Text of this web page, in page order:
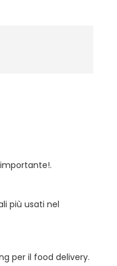
più usati nel
per il food delivery.